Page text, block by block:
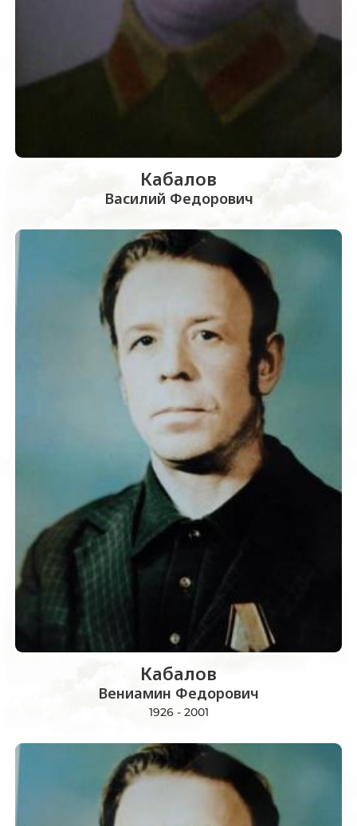
Кабалов
Василий Федорович
Кабалов
Вениамин Федорович
1926 - 2001